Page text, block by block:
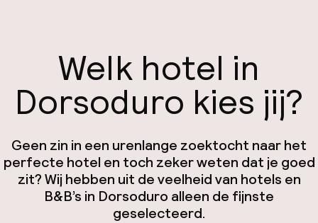
Welk hotel in
Dorsoduro kies jij?
Geen zin in een urenlange zoektocht naar het
perfecte hotel en toch zeker weten dat je goed
zit? Wij hebben uit de veelheid van hotels en
B&B’s in Dorsoduro alleen de fijnste
geselecteerd.